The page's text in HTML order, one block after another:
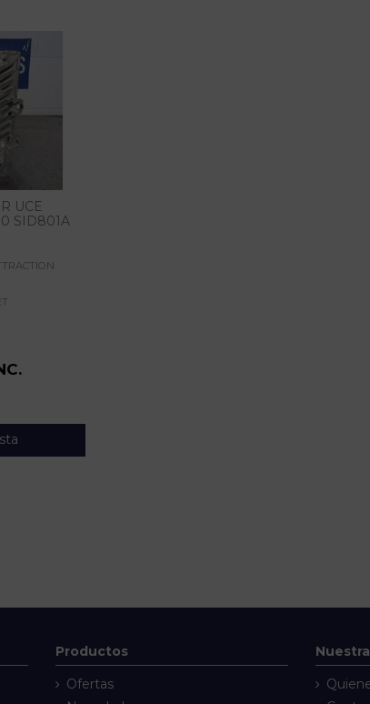
UCE
SID801A
Productos
Ofertas